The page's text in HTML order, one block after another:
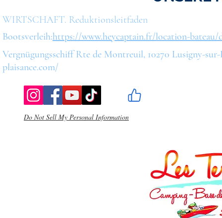
WIRTSCHAFT. Reduktionsleitfaden
Bootsverleih:https://www.heycaptain.fr/location-
Vergnügungsschiff Rte de Montreuil, 10270 Lusigny-
plaisance.com/
Do Not Sell My Personal Information